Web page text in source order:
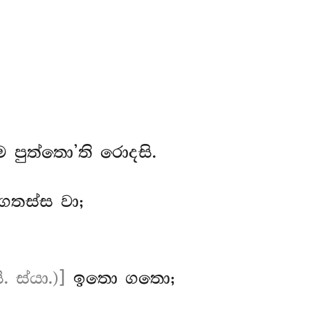
පුත්තො’ති රොදසි.
වා;
ඉතො ගතො;